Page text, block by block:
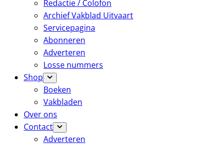
Redactie / Colofon
Archief Vakblad Uitvaart
Servicepagina
Abonneren
Adverteren
Losse nummers
Shop
Boeken
Vakbladen
Over ons
Contact
Adverteren